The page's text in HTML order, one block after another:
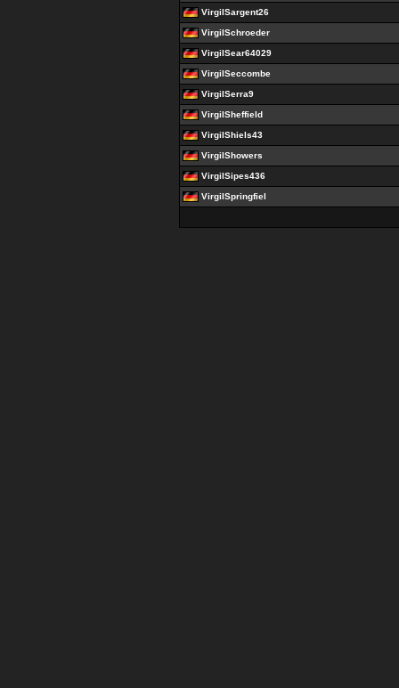
VirgilSargent26
VirgilSchroeder
VirgilSear64029
VirgilSeccombe
VirgilSerra9
VirgilSheffield
VirgilShiels43
VirgilShowers
VirgilSipes436
VirgilSpringfiel